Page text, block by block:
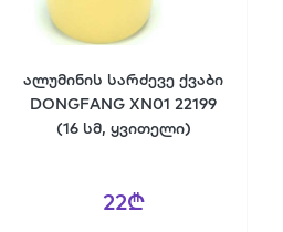
ალუმინის სარძევე ქვაბი
DONGFANG XN01 22199
(16 სმ, ყვითელი)
22₾